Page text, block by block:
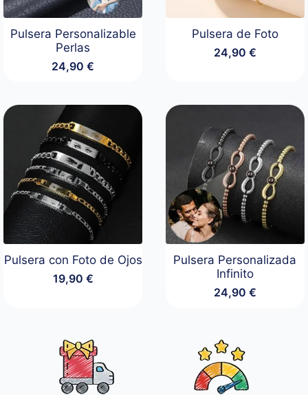
Pulsera Personalizable
Perlas
24,90€
Pulsera de Foto
24,90 €
Pulsera con Foto de Ojos
19,90 €
Pulsera Personalizada
Infinito
24,90 €